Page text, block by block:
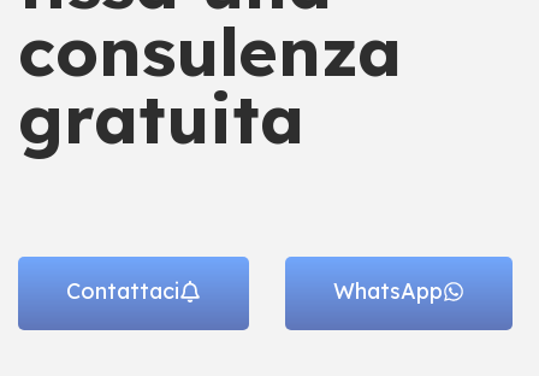
consulenza
gratuita
Contattaci WhatsApp